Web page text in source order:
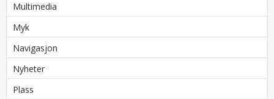
Multimedia
Myk
Navigasjon
Nyheter
Plass